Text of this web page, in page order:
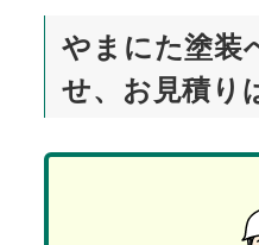
やまにた塗装
せ、お見積り